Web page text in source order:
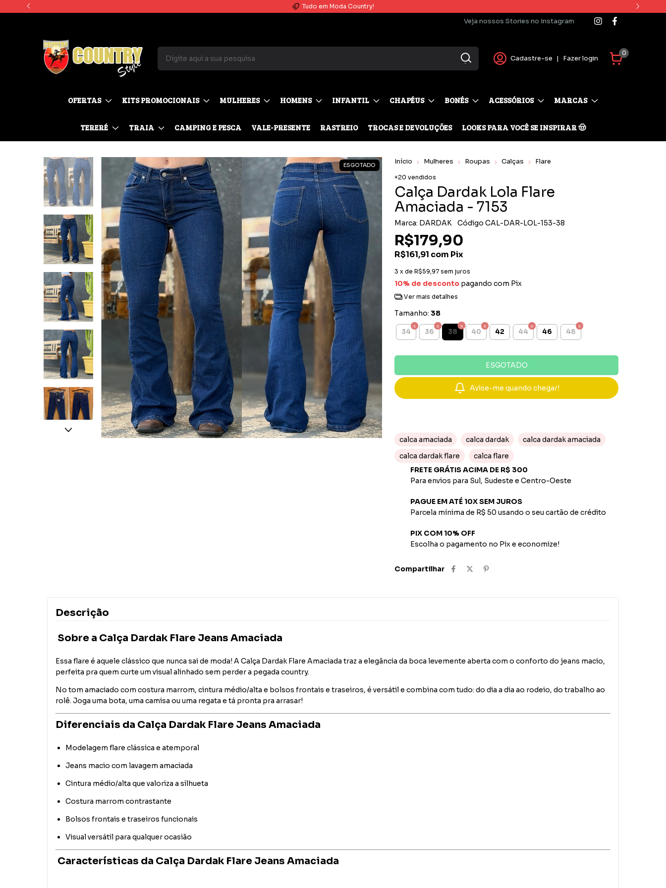
Parcele no cartão em até 10X SEM JUROS (Parcela mínima de R$50)
Veja nossos Stories no Instagram
Cadastre-se | Fazer login
0
OFERTAS KITS PROMOCIONAIS MULHERES HOMENS INFANTIL CHAPÉUS BONÉS ACESSÓRIOS MARCAS
TERERÉ TRAIA CAMPING E PESCA VALE-PRESENTE RASTREIO TROCAS E DEVOLUÇÕES LOOKS PARA VOCÊ SE INSPIRAR 🤠
ESGOTADO Início Mulheres Roupas Calças Flare
+20 vendidos
Calça Dardak Lola Flare
Amaciada - 7153
Marca: DARDAK Código CAL-DAR-LOL-153-38
R$179,90
R$161,91 com Pix
3 x de R$59,97 sem juros
10% de desconto pagando com Pix
Ver mais detalhes
Tamanho: 38
34 36 38 40 42 44 46 48
Avise-me quando chegar!
calca amaciada calca dardak
calca dardak amaciada
calca dardak flare
calca flare
FRETE GRÁTIS ACIMA DE R$ 300
Para envios para Sul, Sudeste e Centro-Oeste
PAGUE EM ATÉ 10X SEM JUROS
Parcela mínima de R$ 50 usando o seu cartão de crédito
PIX COM 10% OFF
Escolha o pagamento no Pix e economize!
Compartilhar
Descrição
Sobre a Calça Dardak Flare Jeans Amaciada
Essa flare é aquele clássico que nunca sai de moda! A Calça Dardak Flare Amaciada traz a elegância da boca levemente aberta com o conforto do jeans macio,
perfeita pra quem curte um visual alinhado sem perder a pegada country.
No tom amaciado com costura marrom, cintura médio/alta e bolsos frontais e traseiros, é versátil e combina com tudo: do dia a dia ao rodeio, do trabalho ao
rolê. Joga uma bota, uma camisa ou uma regata e tá pronta pra arrasar!
Diferenciais da Calça Dardak Flare Jeans Amaciada
Modelagem flare clássica e atemporal
Jeans macio com lavagem amaciada
Cintura médio/alta que valoriza a silhueta
Costura marrom contrastante
Bolsos frontais e traseiros funcionais
Visual versátil para qualquer ocasião
Características da Calça Dardak Flare Jeans Amaciada